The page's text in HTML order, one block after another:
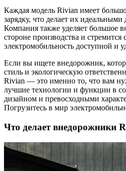
Каждая модель Rivian имеет
зарядку, что делает их
Компания также уделяет большое
стороне производства и стремится
электромобильность доступной и
Если вы ищете внедорожник,
стиль и экологическую
Rivian — это именно то, что вам
лучшие технологии и функции в
дизайном и превосходными
Погрузитесь в мир
Что делает внедорожники